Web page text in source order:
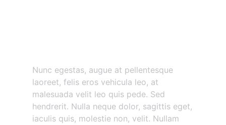
Nunc egestas, augue at pellentesque
laoreet, felis eros vehicula leo, at
malesuada velit leo quis pede. Sed
hendrerit. Nulla neque dolor, sagittis eget,
iaculis quis, molestie non, velit. Nullam